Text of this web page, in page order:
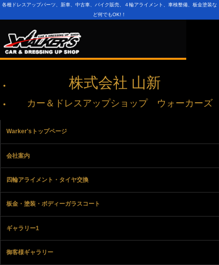
各種ドレスアップパーツ、新車、中古車、バイク販売、４輪アライメント、車検整備、板金塗装な
ど何でもOK!！
株式会社 山新
カー＆ドレスアップショップ ウォーカーズ
Warker'sトップページ
会社案内
四輪アライメント・タイヤ交換
板金・塗装・ボディーガラスコート
ギャラリー1
御客様ギャラリー